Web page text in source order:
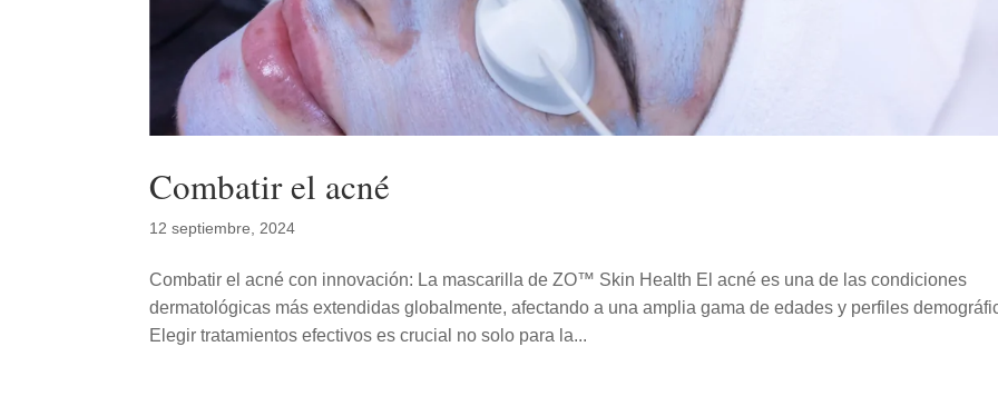
Combatir el acné
12 septiembre, 2024
Combatir el acné con innovación: La mascarilla de ZO™ Skin Health El acné es una de las condiciones
dermatológicas más extendidas globalmente, afectando a una amplia gama de edades y perfiles
Elegir tratamientos efectivos es crucial no solo para la...